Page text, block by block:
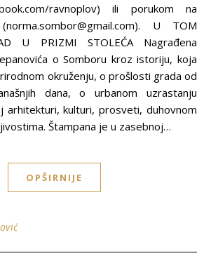
ravnoplov) ili porukom na
U TOM
U PRIZMI STOLEĆA Nagrađena
o Somboru kroz istoriju, koja
okruženju, o prošlosti grada od
dana, o urbanom uzrastanju
arhitekturi, kulturi, prosveti, duhovnom
Štampana je u zasebnoj…
OPŠIRNIJE